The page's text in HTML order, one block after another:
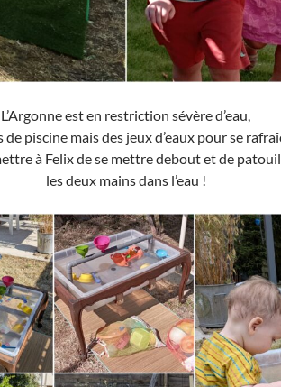
L’Argonne est en restriction sévère d’eau,
de piscine mais des jeux d’eaux pour se
à Felix de se mettre debout et de
les deux mains dans l’eau !